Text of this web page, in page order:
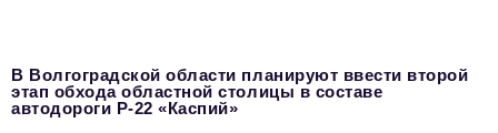
partner@business-magazine.online
В Волгоградской области планируют ввести второй
этап обхода областной столицы в составе
автодороги Р-22 «Каспий»